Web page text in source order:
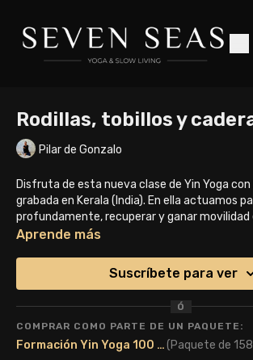
Rodillas, tobillos y
Pilar de Gonzalo
Disfruta de esta nueva clase de Yin Yoga con
grabada en Kerala (India). En ella actuamos
profundamente, recuperar y ganar movilidad
también en tobillos y caderas.
Esperamos que te guste! Muchas gracias por
Aprende más
Suscríbete para ver
Ó
COMPRAR COMO PARTE DE UN PAQUETE:
Formación Yin Yoga 100 - Edición Octubre 2024(Paquete de